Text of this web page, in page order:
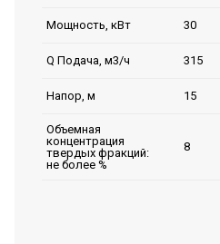
Мощность, кВт 30
Q Подача, м3/ч 315
Напор, м 15
Объемная
концентрация
твердых фракций:
не более %
8